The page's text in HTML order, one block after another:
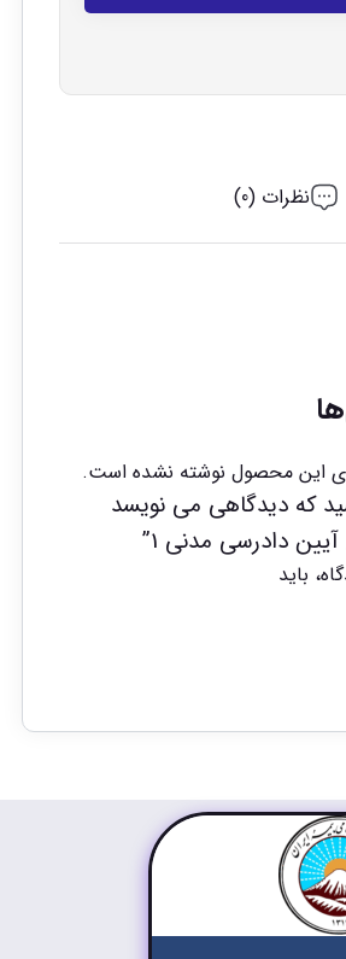
نظرات (0)
این محصول نوشته نشده است.
که دیدگاهی می نویسد
دادرسی مدنی 1”
باید